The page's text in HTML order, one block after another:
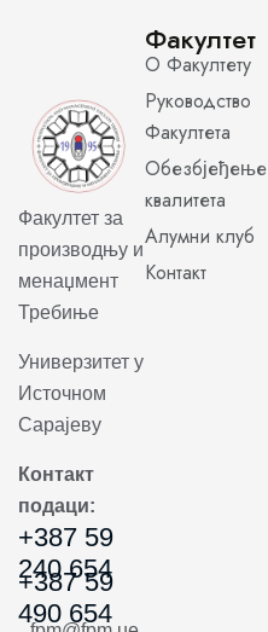
Факултет за
производњу и
менаџмент
Требиње
Универзитет у
Источном
Сарајеву
Контакт
подаци:
+387 59
240 654
+387 59
490 654
Факултет
О Факултету
Руководство
Факултета
Обезбјеђење
квалитета
Алумни клуб
Контакт